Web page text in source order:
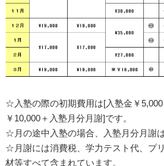
☆入塾の際の初期費用は[入塾金￥
￥10,000＋入塾月分月謝]です。
☆月の途中入塾の場合、入塾月分月謝
☆月謝には消費税、学力テスト代、プ
材等すべて含まれています。